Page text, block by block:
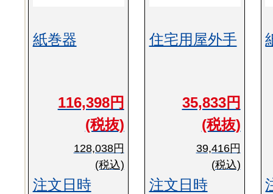
紙巻器
116,398円
(税抜)
128,038円
(税込)
注文日時
住宅用屋外手
35,833円
(税抜)
39,416円
(税込)
注文日時